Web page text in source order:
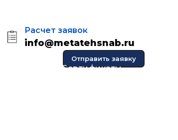
Расчет заявок
info@metatehsnab.ru
Отправить заявку
Cертификаты